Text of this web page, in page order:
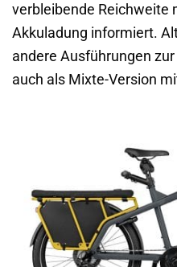
verbleibende Reichweite
Akkuladung informiert.
andere Ausführungen
auch als Mixte-Version